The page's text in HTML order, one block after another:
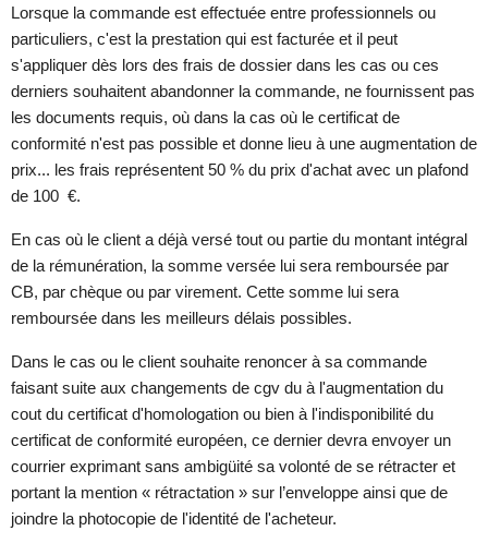
Lorsque la commande est effectuée entre professionnels ou
particuliers, c'est la prestation qui est facturée et il peut
s'appliquer dès lors des frais de dossier dans les cas ou ces
derniers souhaitent abandonner la commande, ne fournissent pas
les documents requis, où dans la cas où le certificat de
conformité n'est pas possible et donne lieu à une augmentation de
prix... les frais représentent 50 % du prix d'achat avec un plafond
de 100 €.
En cas où le client a déjà versé tout ou partie du montant intégral
de la rémunération, la somme versée lui sera remboursée par
CB, par chèque ou par virement. Cette somme lui sera
remboursée dans les meilleurs délais possibles.
Dans le cas ou le client souhaite renoncer à sa commande
faisant suite aux changements de cgv du à l'augmentation du
cout du certificat d'homologation ou bien à l'indisponibilité du
certificat de conformité européen, ce dernier devra envoyer un
courrier exprimant sans ambigüité sa volonté de se rétracter et
portant la mention « rétractation » sur l’enveloppe ainsi que de
joindre la photocopie de l'identité de l'acheteur.